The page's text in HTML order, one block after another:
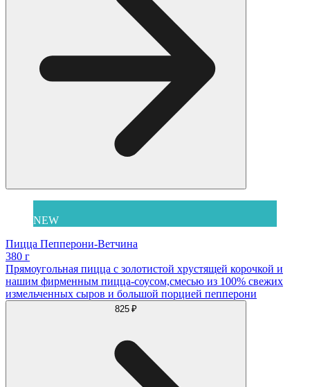
NEW
Пицца Пепперони-Ветчина
380 г
Прямоугольная пицца с золотистой хрустящей корочкой и
нашим фирменным пицца-соусом,смесью из 100% свежих
измельченных сыров и большой порцией пепперони
825 ₽